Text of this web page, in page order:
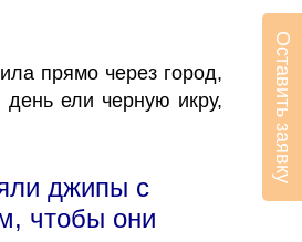
прямо через город,
ели черную икру,
джипы с
чтобы они
Оставить заявку